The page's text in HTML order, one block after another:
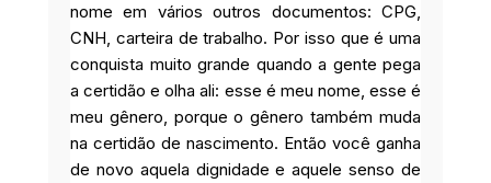
nome em vários outros documentos: CPG,
CNH, carteira de trabalho. Por isso que é uma
conquista muito grande quando a gente pega
a certidão e olha ali: esse é meu nome, esse é
meu gênero, porque o gênero também muda
na certidão de nascimento. Então você ganha
de novo aquela dignidade e aquele senso de